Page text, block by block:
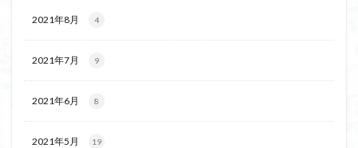
2021年8月 4
2021年7月 9
2021年6月 8
2021年5月 19